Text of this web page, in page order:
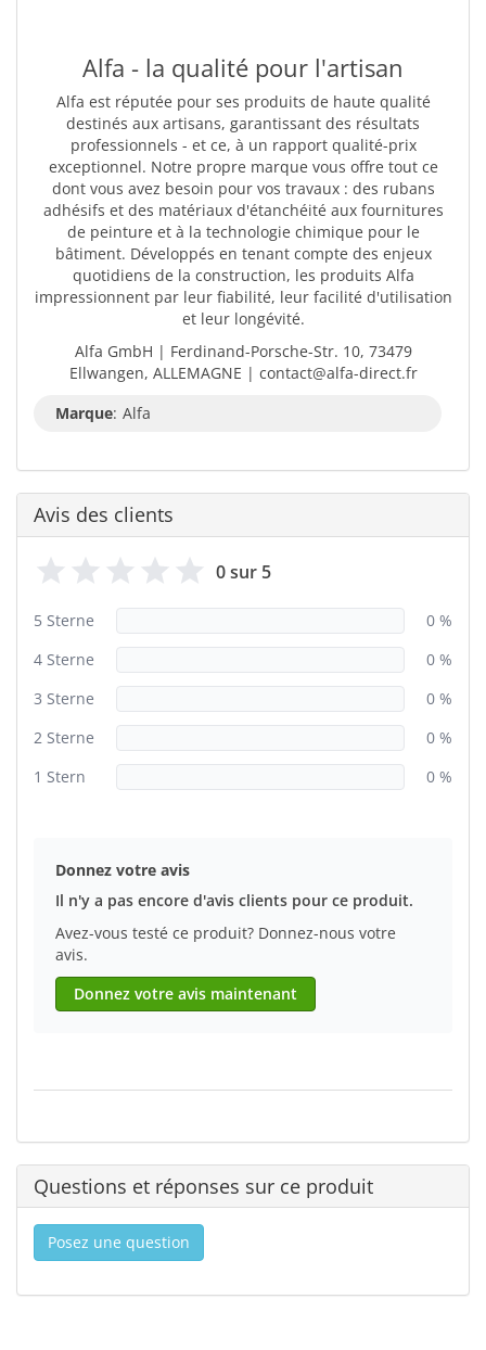
Alfa - la qualité pour l'artisan
Alfa est réputée pour ses produits de haute qualité
destinés aux artisans, garantissant des résultats
professionnels - et ce, à un rapport qualité-prix
exceptionnel. Notre propre marque vous offre tout ce
dont vous avez besoin pour vos travaux : des rubans
adhésifs et des matériaux d'étanchéité aux fournitures
de peinture et à la technologie chimique pour le
bâtiment. Développés en tenant compte des enjeux
quotidiens de la construction, les produits Alfa
impressionnent par leur fiabilité, leur facilité d'utilisation
et leur longévité.
Alfa GmbH | Ferdinand-Porsche-Str. 10, 73479
Ellwangen, ALLEMAGNE | contact@alfa-direct.fr
Marque: Alfa
Avis des clients
0 sur 5
5 Sterne
0 %
4 Sterne
0 %
3 Sterne
0 %
2 Sterne
0 %
1 Stern
0 %
Donnez votre avis
Il n'y a pas encore d'avis clients pour ce produit.
Avez-vous testé ce produit? Donnez-nous votre
avis.
Donnez votre avis maintenant
Questions et réponses sur ce produit
Posez une question